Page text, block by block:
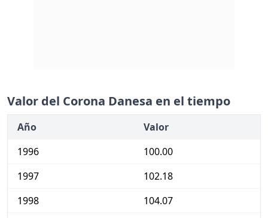
Valor del Corona Danesa en el tiempo
Año
Valor
1996
100.00
1997
102.18
1998
104.07